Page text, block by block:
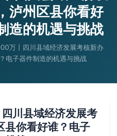
泸州区县你看好
造的机遇与挑战
万丨四川县域经济发展考核新办
电子器件制造的机遇与挑战
川县域经济发展考
县你看好谁？电子